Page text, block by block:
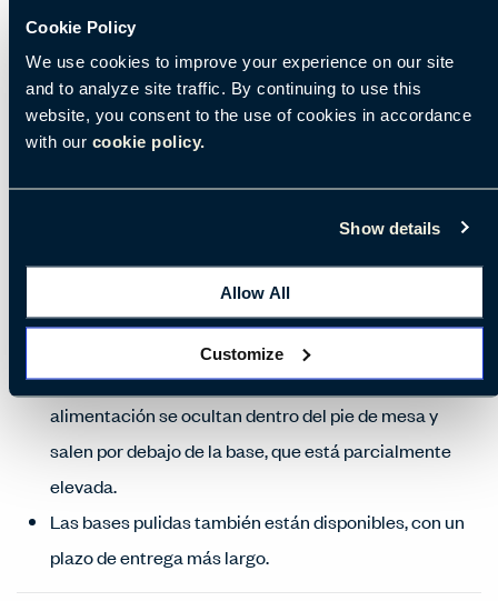
Cookie Policy
We use cookies to improve your experience on our site
and to analyze site traffic. By continuing to use this
website, you consent to the use of cookies in accordance
with our cookie policy.
Show details
Allow All
Customize
Tableros disponibles en MFC, MF MDF, laminado y
acabados enchapados
Los pies de mesa y las bases están disponibles en
negro, blanco o plateado de serie, con seis colores
Unidad de alimentación y de datos Pixel disponible,
situada en el centro del tablero. Los cables de
alimentación se ocultan dentro del pie de mesa y
salen por debajo de la base, que está parcialmente
elevada.
Las bases pulidas también están disponibles, con un
plazo de entrega más largo.